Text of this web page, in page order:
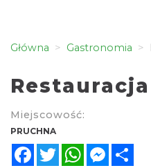
Główna Gastronomia
Restauracja
Miejscowość:
PRUCHNA
FacebookTwitterWhatsApp